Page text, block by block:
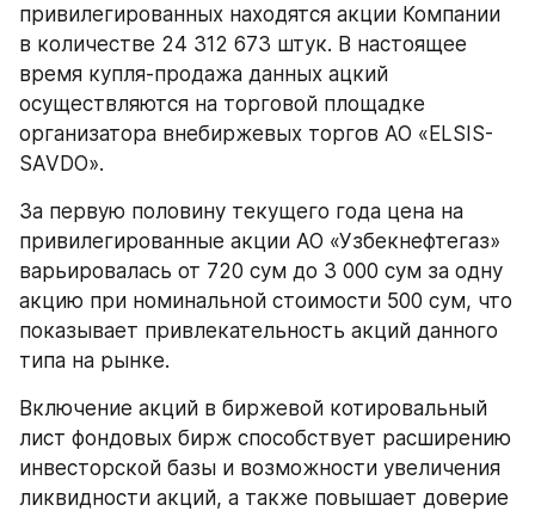
привилегированных находятся акции Компании
в количестве 24 312 673 штук. В настоящее
время купля-продажа данных ацкий
осуществляются на торговой площадке
организатора внебиржевых торгов АО «ELSIS-
SAVDO».
За первую половину текущего года цена на
привилегированные акции АО «Узбекнефтегаз»
варьировалась от 720 сум до 3 000 сум за одну
акцию при номинальной стоимости 500 сум, что
показывает привлекательность акций данного
типа на рынке.
Включение акций в биржевой котировальный
лист фондовых бирж способствует расширению
инвесторской базы и возможности увеличения
ликвидности акций, а также повышает доверие